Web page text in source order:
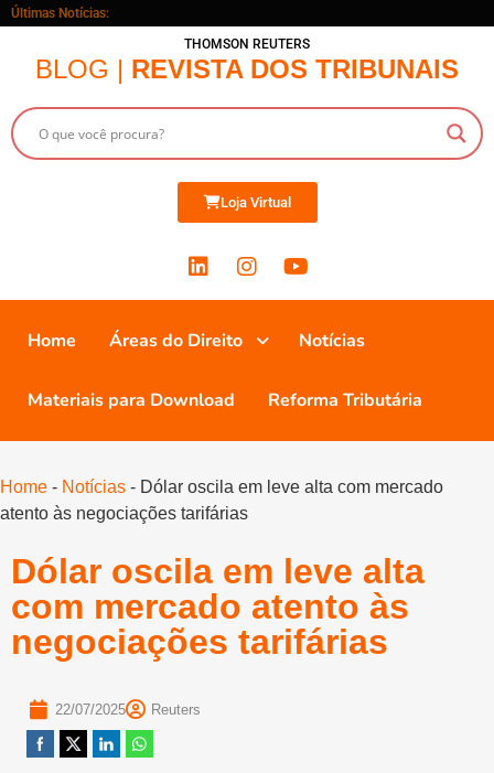
Últimas Notícias:
THOMSON REUTERS
BLOG | REVISTA DOS TRIBUNAIS
Loja Virtual
Home Áreas do Direito Notícias
Materiais para Download Reforma Tributária
Home - Notícias - Dólar oscila em leve alta com mercado
atento às negociações tarifárias
Dólar oscila em leve alta
com mercado atento às
negociações tarifárias
22/07/2025 Reuters